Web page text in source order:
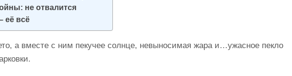
не отвалится
её всё
а вместе с ним пекучее солнце, невыносимая жара и…ужасное пекло